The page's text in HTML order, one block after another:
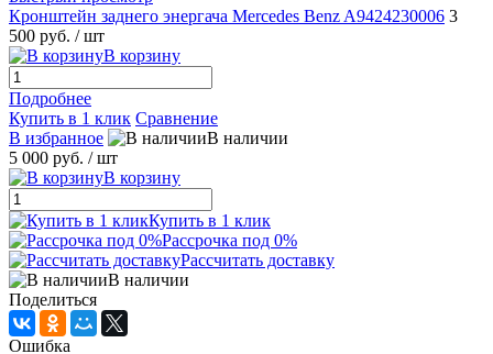
Кронштейн заднего энергача Mercedes Benz A9424230006 3
500 руб. / шт
В корзину
Подробнее
Купить в 1 клик Сравнение
В избранное
В наличии
5 000 руб. / шт
В корзину
Купить в 1 клик
Рассрочка под 0%
Рассчитать доставку
В наличии
Поделиться
Ошибка